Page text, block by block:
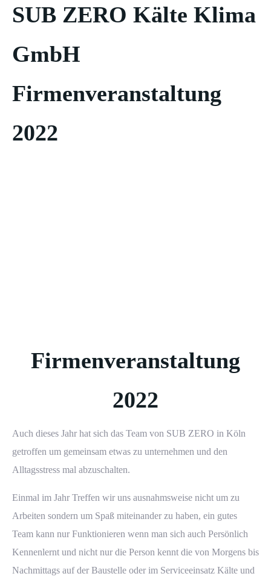
SUB ZERO Kälte Klima
GmbH
Firmenveranstaltung
2022
Firmenveranstaltung
2022
Auch dieses Jahr hat sich das Team von SUB ZERO in Köln
getroffen um gemeinsam etwas zu unternehmen und den
Alltagsstress mal abzuschalten.
Einmal im Jahr Treffen wir uns ausnahmsweise nicht um zu
Arbeiten sondern um Spaß miteinander zu haben, ein gutes
Team kann nur Funktionieren wenn man sich auch Persönlich
Kennenlernt und nicht nur die Person kennt die von Morgens bis
Nachmittags auf der Baustelle oder im Serviceeinsatz Kälte und